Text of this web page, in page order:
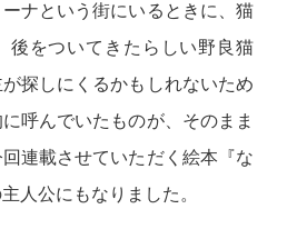
ナという街にいるときに、猫
後をついてきたらしい野良猫
探しにくるかもしれないため
に呼んでいたものが、そのまま
連載させていただく絵本『な
人公にもなりました。